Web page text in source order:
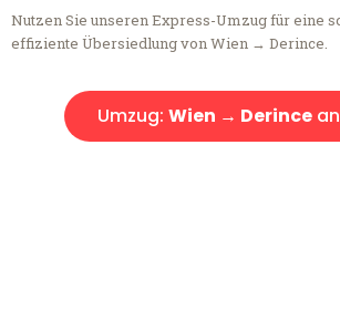
Nutzen Sie unseren Express-Umzug für eine
effiziente Übersiedlung von Wien → Derince.
Umzug: Wien → Derince